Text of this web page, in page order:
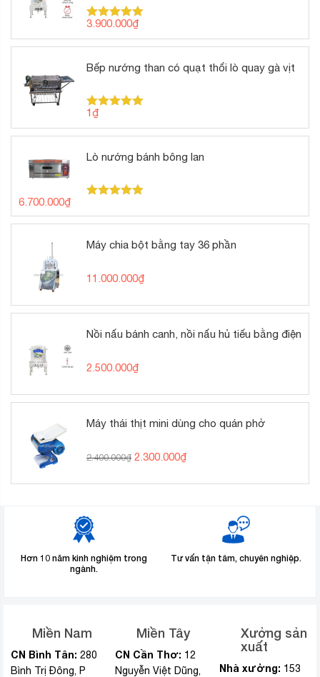
Được xếp
hạng5.00
5 sao
3.900.000₫
Bếp nướng than có quạt thổi lò quay gà vịt
Được xếp
hạng5.00
5 sao
1₫
Lò nướng bánh bông lan
hạng5.00
5 sao
6.700.000₫
Máy chia bột bằng tay 36 phần
11.000.000₫
Nồi nấu bánh canh, nồi nấu hủ tiếu bằng điện
2.500.000₫
Máy thái thịt mini dùng cho quán phở
2.400.000₫ Giá
là:
2.300.000₫Giá
tại
Hơn 10 năm kinh nghiệm trong
ngành.
Tư vấn tận tâm, chuyên nghiệp.
Miền Nam
CN Bình Tân: 280
Bình Trị Đông, P
Miền Tây
CN Cần Thơ: 12
Nguyễn Việt Dũng,
Xưởng sản
xuất
Nhà xưởng: 153